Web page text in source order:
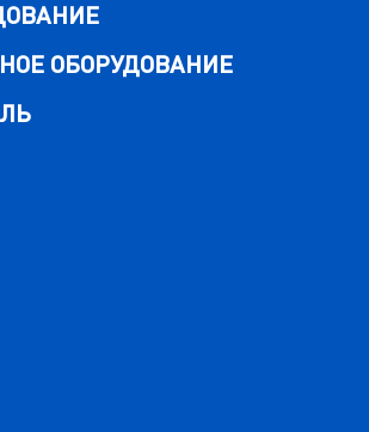
ОБОРУДОВАНИЕ